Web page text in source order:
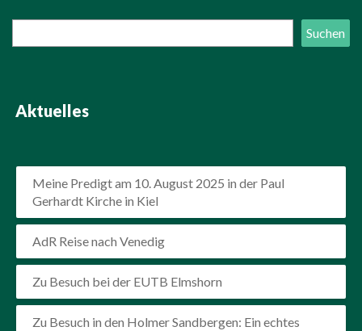
Suchen
Aktuelles
Meine Predigt am 10. August 2025 in der Paul
Gerhardt Kirche in Kiel
AdR Reise nach Venedig
Zu Besuch bei der EUTB Elmshorn
Zu Besuch in den Holmer Sandbergen: Ein echtes